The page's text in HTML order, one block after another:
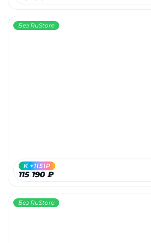
Без RuStore
115 190 ₽
K +1151₽
Без RuStore